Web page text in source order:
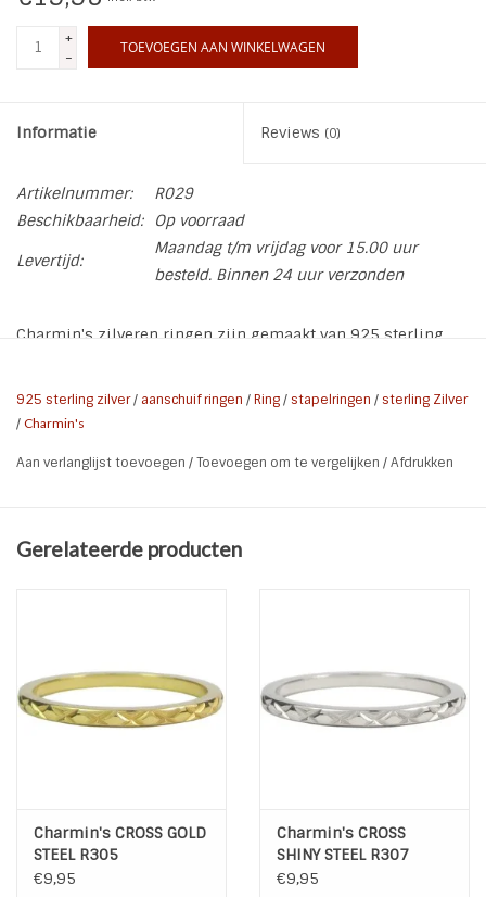
+
-
TOEVOEGEN AAN WINKELWAGEN
Informatie Reviews (0)
Artikelnummer:
R029
Beschikbaarheid:
Op voorraad
Levertijd:
Maandag t/m vrijdag voor 15.00 uur
besteld. Binnen 24 uur verzonden
Charmin's zilveren ringen zijn gemaakt van 925 sterling
hebben een laagje rosé- of geelgoud met een transparante
coating. De steentjes zijn zirkonia en half edelstenen.
de parels van de XL Ringen zijn synthetisch gekleurde
925 sterling zilver/ aanschuif ringen /Ring/stapelringen /sterling Zilver
/ Charmin's
Aan verlanglijst toevoegen /Toevoegen om te vergelijken /Afdrukken
Gerelateerde producten
Charmin's CROSS GOLD
STEEL R305
€9,95
Charmin's CROSS
SHINY STEEL R307
€9,95